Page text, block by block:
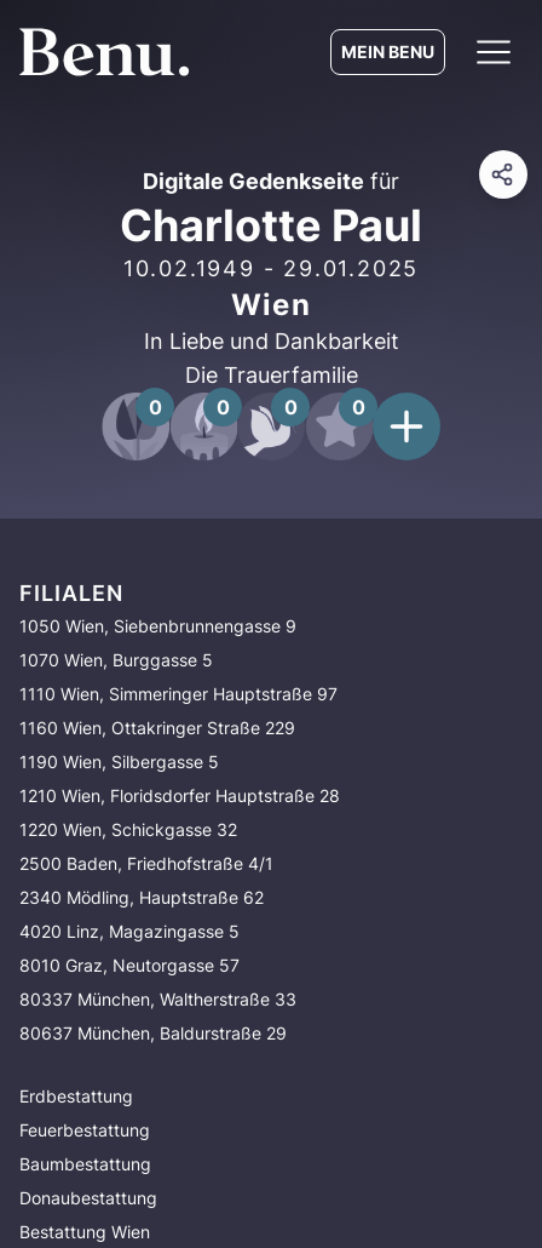
MEIN BENU
Digitale Gedenkseite für
Charlotte Paul
10.02.1949 - 29.01.2025
Wien
In Liebe und Dankbarkeit
Die Trauerfamilie
0 0 0 0
FILIALEN
1050 Wien, Siebenbrunnengasse 9
1070 Wien, Burggasse 5
1110 Wien, Simmeringer Hauptstraße 97
1160 Wien, Ottakringer Straße 229
1190 Wien, Silbergasse 5
1210 Wien, Floridsdorfer Hauptstraße 28
1220 Wien, Schickgasse 32
2500 Baden, Friedhofstraße 4/1
2340 Mödling, Hauptstraße 62
4020 Linz, Magazingasse 5
8010 Graz, Neutorgasse 57
80337 München, Waltherstraße 33
80637 München, Baldurstraße 29
Erdbestattung
Feuerbestattung
Baumbestattung
Donaubestattung
Bestattung Wien